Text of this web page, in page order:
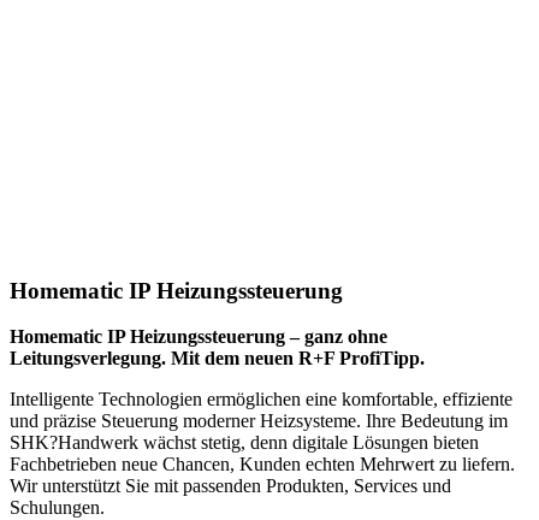
Homematic IP Heizungssteuerung
Homematic IP Heizungssteuerung – ganz ohne
Leitungsverlegung. Mit dem neuen R+F ProfiTipp.
Intelligente Technologien ermöglichen eine komfortable, effiziente
und präzise Steuerung moderner Heizsysteme. Ihre Bedeutung im
SHK?Handwerk wächst stetig, denn digitale Lösungen bieten
Fachbetrieben neue Chancen, Kunden echten Mehrwert zu liefern.
Wir unterstützt Sie mit passenden Produkten, Services und
Schulungen.